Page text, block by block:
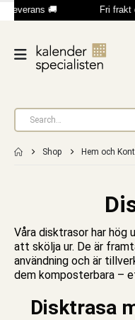
leverans 🚚 Fri frakt
Shop Hem och
Våra disktrasor har hög
att skölja ur. De är
användning och är
dem komposterbara –
Disktrasa